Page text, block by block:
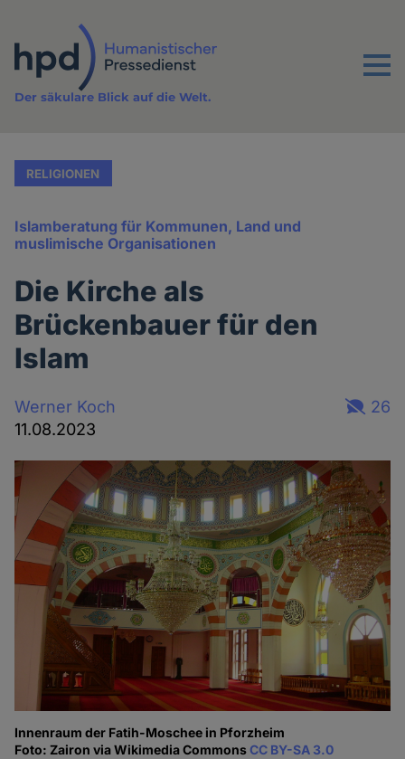
Inhalt
Menu
Der säkulare Blick auf die Welt.
RELIGIONEN
Islamberatung für Kommunen, Land und
muslimische Organisationen
Die Kirche als
Brückenbauer für den
Islam
Werner Koch
11.08.2023
26
Innenraum der Fatih-Moschee in Pforzheim
Foto: Zairon via Wikimedia CommonsCC BY-SA 3.0